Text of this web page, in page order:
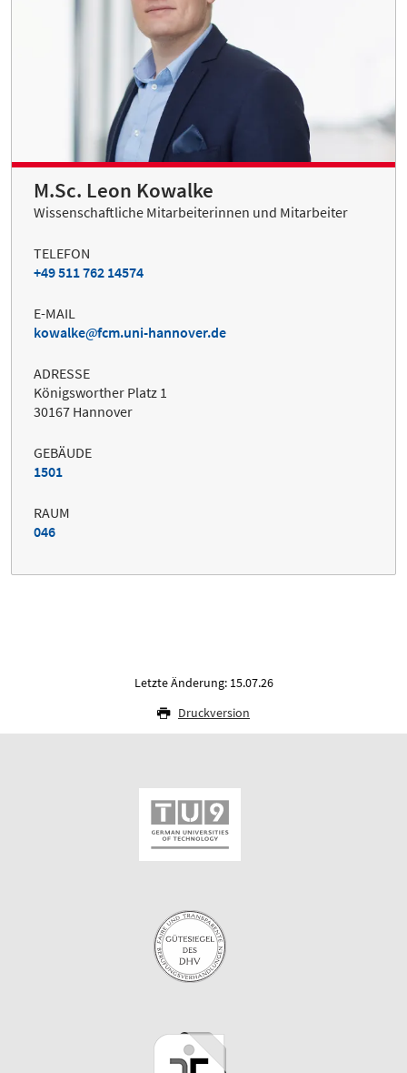
M.Sc. Leon Kowalke
Wissenschaftliche Mitarbeiterinnen und Mitarbeiter
TELEFON
+49 511 762 14574
E-MAIL
kowalke
fcm.uni-hannover.de
ADRESSE
Königsworther Platz 1
30167 Hannover
GEBÄUDE
1501
RAUM
046
Letzte Änderung: 15.07.26
Druckversion